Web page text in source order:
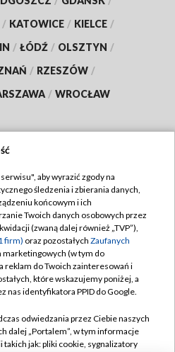
/ KATOWICE / KIELCE /
/ ŁÓDŹ / OLSZTYN /
/ RZESZÓW /
/ WROCŁAW
TVP
TVP
prywatności
zgody
Pomoc
Kontakt
aby wyrazić zgody na
śledzenia i zbierania danych,
końcowym i ich
Twoich danych osobowych przez
(zwaną dalej również „TVP”),
firm) oraz pozostałych Zaufanych
marketingowych (w tym do
reklam do Twoich zainteresowań i
które wskazujemy poniżej, a
nas identyfikatora PPID do Google.
odwiedzania przez Ciebie naszych
dalej „Portalem”, w tym informacje
jak: pliki cookie, sygnalizatory